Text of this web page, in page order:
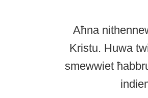
Aħna
Kristu. Huwa
smewwiet